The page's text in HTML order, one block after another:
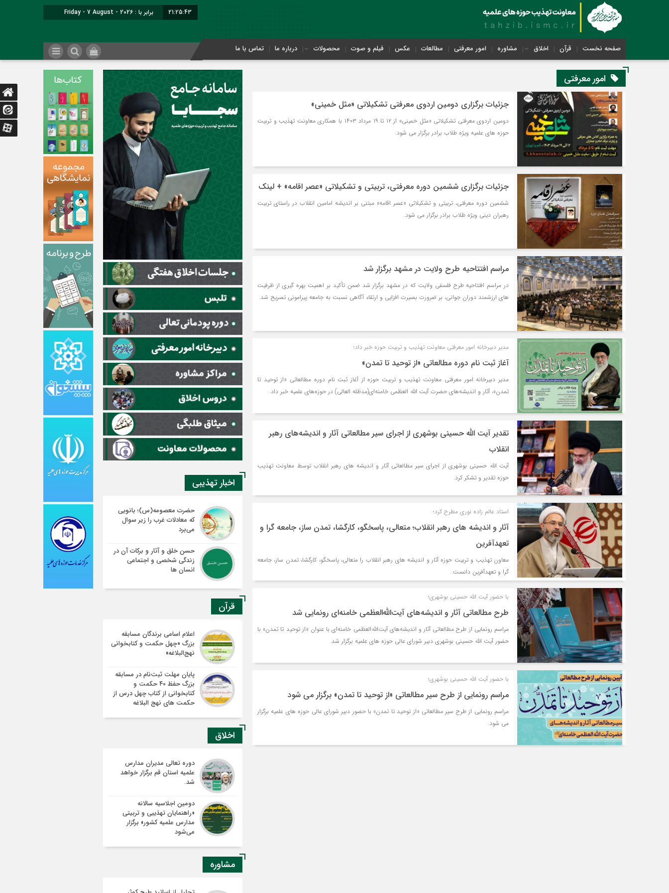
21:25:44 برابر با : Friday - 7 August - 2026
صفحه نخست قرآن اخلاق مشاوره امور معرفتی مطالعات عکس فیلم و صوت محصولات درباره ما تماس با ما
امور معرفتی
جزئیات برگزاری دومین اردوی معرفتی تشکیلاتی «مثل خمینی»
دومین اردوی معرفتی تشکیلاتی «مثل خمینی» از ۱۲ تا ۱۹ مرداد ۱۴۰۳ با همکاری معاونت تهذیب و تربیت
حوزه های علمیه ویژه طلاب برادر برگزار می شود.
جزئیات برگزاری ششمین دوره معرفتی، تربیتی و تشکیلاتی «عصر اقامه» + لینک
ششمین دوره معرفتی، تربیتی و تشكيلاتی «عصر اقامه» مبتنی بر اندیشه امامین انقلاب در راستای تربیت
رهبران دینی ویژه طلاب برادر برگزار می شود.
مراسم افتتاحیه طرح ولایت در مشهد برگزار شد
در مراسم افتتاحیه طرح فلسفی ولایت که در مشهد برگزار شد ضمن تأکید بر اهمیت بهره گیری از ظرفیت
های ارزشمند دوران جوانی، بر ضرورت بصیرت افزایی و ارتقاء آگاهی نسبت به جامعه پیرامونی تصریح شد.
مدیر دبیرخانه امور معرفتی معاونت تهذیب و تربیت حوزه‌ خبر داد؛
آغاز ثبت نام دوره مطالعاتی «از توحید تا تمدن»
مدیر دبیرخانه امور معرفتی معاونت تهذیب و تربیت حوزه‌ از آغاز ثبت نام دوره مطالعاتی «از توحید تا
تمدن»، آثار و اندیشه‌های حضرت آیت الله العظمی خامنه‌ای(مدظله العالی) در حوزه‌های علمیه خبر داد.
تقدیر آیت الله حسینی بوشهری از اجرای سیر مطالعاتی آثار و اندیشه‌های رهبر
انقلاب
آیت الله حسینی بوشهری از اجرای سیر مطالعاتی آثار و اندیشه های رهبر انقلاب توسط معاونت تهذیب
حوزه تقدیر و تشکر کرد.
استاد عالم زاده نوری مطرح کرد؛
آثار و اندیشه های رهبر انقلاب؛ متعالی، پاسخگو، کارگشا، تمدن ساز، جامعه گرا و
تعهدآفرین
معاون تهذیب و تربیت حوزه آثار و اندیشه های رهبر انقلاب را متعالی، پاسخگو، کارگشا، تمدن ساز، جامعه
گرا و تعهدآفرین دانست.
با حضور آیت الله حسینی بوشهری؛
طرح مطالعاتی آثار و اندیشه‌های آیت‌الله‌العظمی خامنه‌ای رونمایی شد
مراسم رونمایی از طرح مطالعاتی آثار و اندیشه‌های آیت‌الله‌العظمی خامنه‌ای با عنوان «از توحید تا تمدن» با
حضور آیت الله حسینی بوشهری دبیر شورای عالی حوزه های علمیه برگزار شد.
با حضور آیت الله حسینی بوشهری؛
مراسم رونمایی از طرح سیر مطالعاتی «از توحید تا تمدن» برگزار می شود
مراسم رونمایی از طرح سیر مطالعاتی «از توحید تا تمدن» با حضور دبیر شورای عالی حوزه های علمیه برگزار
می شود.
اخبار تهذیبی
حضرت معصومه(س)؛ بانویی
که معادلات غرب را زیر سوال
می‌برد
حسن خلق و آثار و برکات آن در
زندگی شخصی و اجتماعی
انسان ها
قرآن
اعلام اسامی برندگان مسابقه
بزرگ «چهل حکمت و کتابخوانی
نهج‌البلاغه»
پایان مهلت ثبت‌نام در مسابقه
بزرگ حفظ ۴۰ حکمت و
کتابخوانی از کتاب چهل درس از
حکمت های نهج البلاغه
اخلاق
دوره تعالی مدیران مدارس
علمیه استان قم برگزار خواهد
شد.
دومین اجلاسیه سالانه
«راهنمایان تهذیبی و تربیتی
مدارس علمیه کشور» برگزار
می‌شود
مشاوره